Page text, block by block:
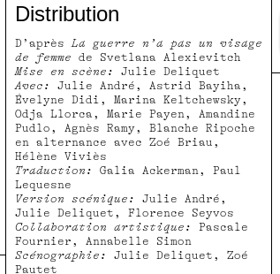
Distribution
D’aprèsLa guerre n’a pas un visage
de femme de Svetlana Alexievitch
Mise en scène:
Julie Deliquet
Avec:
Julie André, Astrid Bayiha,
Évelyne Didi, Marina Keltchewsky,
Odja Llorca, Marie Payen, Amandine
Pudlo, Agnès Ramy, Blanche Ripoche
en alternance avec Zoé Briau,
Hélène Viviès
Traduction:
Galia Ackerman, Paul
Lequesne
Version scénique:
Julie André,
Julie Deliquet, Florence Seyvos
Collaboration artistique: Pascale
Fournier, Annabelle Simon
Scénographie:
Julie Deliquet, Zoé
Pautet